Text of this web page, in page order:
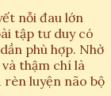
nỗi đau lớn
tập tư duy có
phù hợp. Nhờ
thậm chí là
luyện não bộ